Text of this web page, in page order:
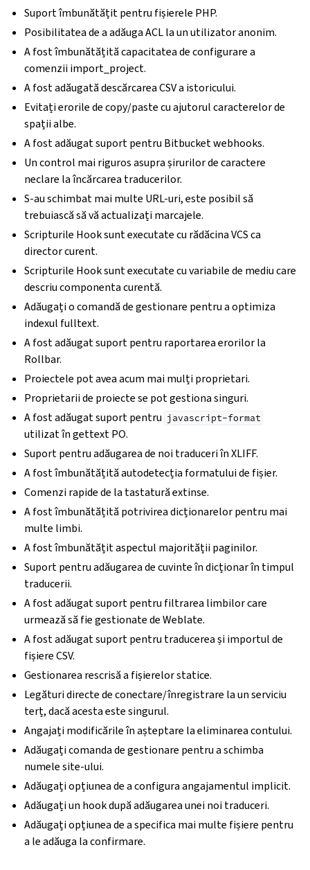
Suport îmbunătățit pentru fișierele PHP.
Posibilitatea de a adăuga ACL la un utilizator anonim.
A fost îmbunătățită capacitatea de configurare a
comenzii import_project.
A fost adăugată descărcarea CSV a istoricului.
Evitați erorile de copy/paste cu ajutorul caracterelor de
spații albe.
A fost adăugat suport pentru Bitbucket webhooks.
Un control mai riguros asupra șirurilor de caractere
neclare la încărcarea traducerilor.
S-au schimbat mai multe URL-uri, este posibil să
trebuiască să vă actualizați marcajele.
Scripturile Hook sunt executate cu rădăcina VCS ca
director curent.
Scripturile Hook sunt executate cu variabile de mediu care
descriu componenta curentă.
Adăugați o comandă de gestionare pentru a optimiza
indexul fulltext.
A fost adăugat suport pentru raportarea erorilor la
Rollbar.
Proiectele pot avea acum mai mulți proprietari.
Proprietarii de proiecte se pot gestiona singuri.
A fost adăugat suport pentru javascript-format
utilizat în gettext PO.
Suport pentru adăugarea de noi traduceri în XLIFF.
A fost îmbunătățită autodetecția formatului de fișier.
Comenzi rapide de la tastatură extinse.
A fost îmbunătățită potrivirea dicționarelor pentru mai
multe limbi.
A fost îmbunătățit aspectul majorității paginilor.
Suport pentru adăugarea de cuvinte în dicționar în timpul
traducerii.
A fost adăugat suport pentru filtrarea limbilor care
urmează să fie gestionate de Weblate.
A fost adăugat suport pentru traducerea și importul de
fișiere CSV.
Gestionarea rescrisă a fișierelor statice.
Legături directe de conectare/înregistrare la un serviciu
terț, dacă acesta este singurul.
Angajați modificările în așteptare la eliminarea contului.
Adăugați comanda de gestionare pentru a schimba
numele site-ului.
Adăugați opțiunea de a configura angajamentul implicit.
Adăugați un hook după adăugarea unei noi traduceri.
Adăugați opțiunea de a specifica mai multe fișiere pentru
a le adăuga la confirmare.